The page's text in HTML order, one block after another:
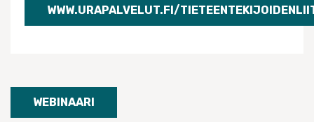
WWW.URAPALVELUT.FI/
WEBINAARI